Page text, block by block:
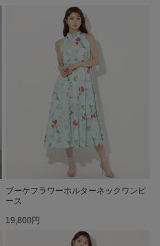
ブーケフラワーホルターネックワンピ
ース
19,800円